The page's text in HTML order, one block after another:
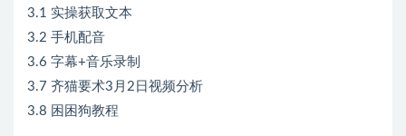
3.1 实操获取文本
3.2 手机配音
3.6 字幕+音乐录制
3.7 齐猫要术3月2日视频分析
3.8 困困狗教程